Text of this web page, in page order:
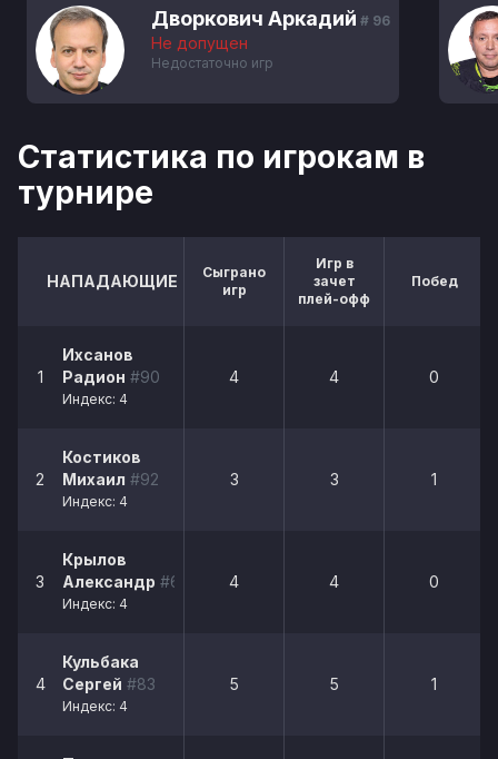
Дворкович Аркадий # 96
Не допущен
Недостаточно игр
Статистика по игрокам в
турнире
НАПАДАЮЩИЕ
Сыграно
игр
Игр в
зачет
плей-офф
Побед
1
Ихсанов
Радион #90
Индекс: 4
4 4 0
2
Костиков
Михаил #92
Индекс: 4
3 3 1
3
Крылов
Александр #6
Индекс: 4
4 4 0
4
Кульбака
Сергей #83
Индекс: 4
5 5 1